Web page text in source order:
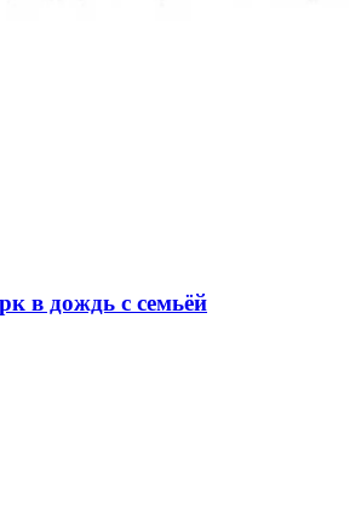
в дождь с семьёй